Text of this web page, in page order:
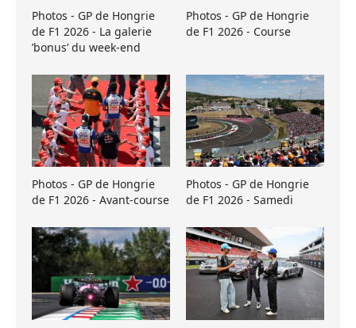
Photos - GP de Hongrie
de F1 2026 - La galerie
’bonus’ du week-end
Photos - GP de Hongrie
de F1 2026 - Course
Photos - GP de Hongrie
de F1 2026 - Avant-course
Photos - GP de Hongrie
de F1 2026 - Samedi